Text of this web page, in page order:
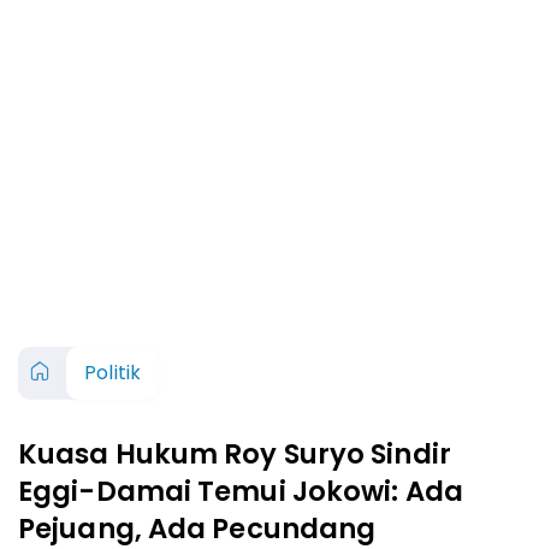
Politik
Kuasa Hukum Roy Suryo Sindir
Eggi-Damai Temui Jokowi: Ada
Pejuang, Ada Pecundang